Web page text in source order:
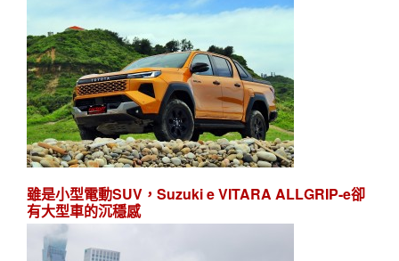
雖是小型電動SUV，Suzuki e VITARA ALLGRIP-e卻
有大型車的沉穩感